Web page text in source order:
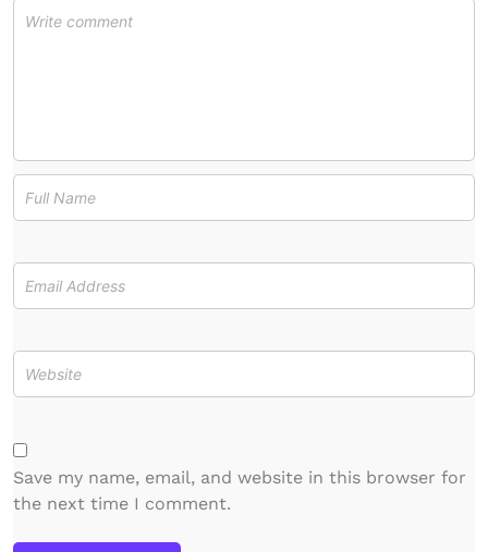
Save my name, email, and website in this browser for
the next time I comment.